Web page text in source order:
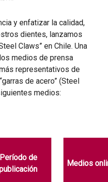
y enfatizar la calidad,
dientes, lanzamos
Claws” en Chile. Una
medios de prensa
representativos de
de acero” (Steel
medios:
Período de
Medios